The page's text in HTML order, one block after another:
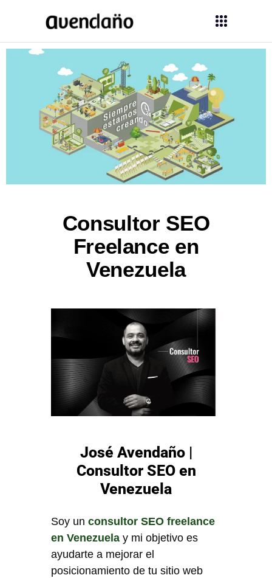
Consultor SEO
Freelance en
Venezuela
José Avendaño |
Consultor SEO en
Venezuela
Soy un consultor SEO freelance
en Venezuela y mi objetivo es
ayudarte a mejorar el
posicionamiento de tu sitio web